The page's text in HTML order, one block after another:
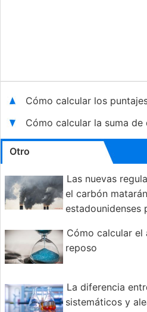
Cómo calcular los
Cómo calcular la suma de
Otro
Las nuevas
el carbón
estadounidenses
Cómo calcular el
reposo
La diferencia
sistemáticos y